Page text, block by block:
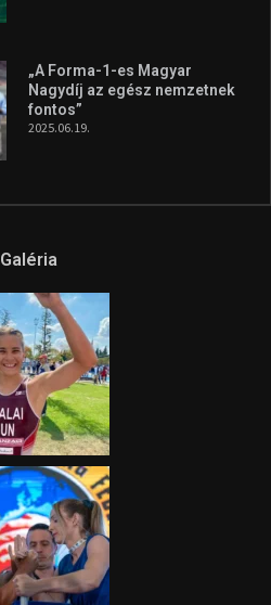
„A Forma-1-es Magyar
Nagydíj az egész nemzetnek
fontos”
2025.06.19.
Galéria